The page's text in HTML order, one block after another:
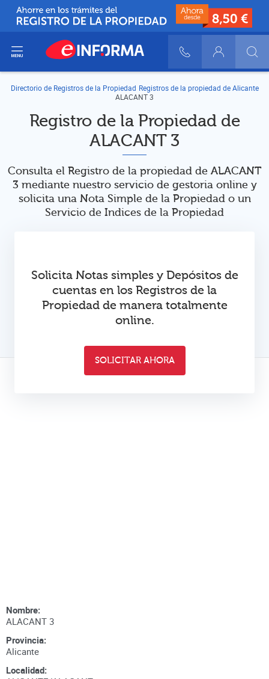
900 10 30 20
Login
del menú
Directorio de Registros de la Propiedad Registros de la propiedad de Alicante
ALACANT 3
Registro de la Propiedad de
ALACANT 3
Consulta el Registro de la propiedad de ALACANT
3 mediante nuestro servicio de gestoria online y
solicita una Nota Simple de la Propiedad o un
Servicio de Indices de la Propiedad
Solicita Notas simples y Depósitos de
cuentas en los Registros de la
Propiedad de manera totalmente
online.
SOLICITAR AHORA
Nombre:
ALACANT 3
Provincia:
Alicante
Localidad: